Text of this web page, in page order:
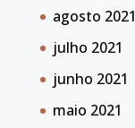
agosto 2021
julho 2021
junho 2021
maio 2021